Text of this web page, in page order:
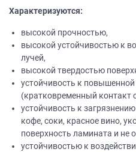
Характеризуются:
высокой прочностью,
высокой устойчивостью к
лучей,
высокой твердостью
устойчивость к повышенной
(кратковременный контакт
устойчивость к
кофе, соки, красное вино,
поверхность ламината и не
устойчивостью к